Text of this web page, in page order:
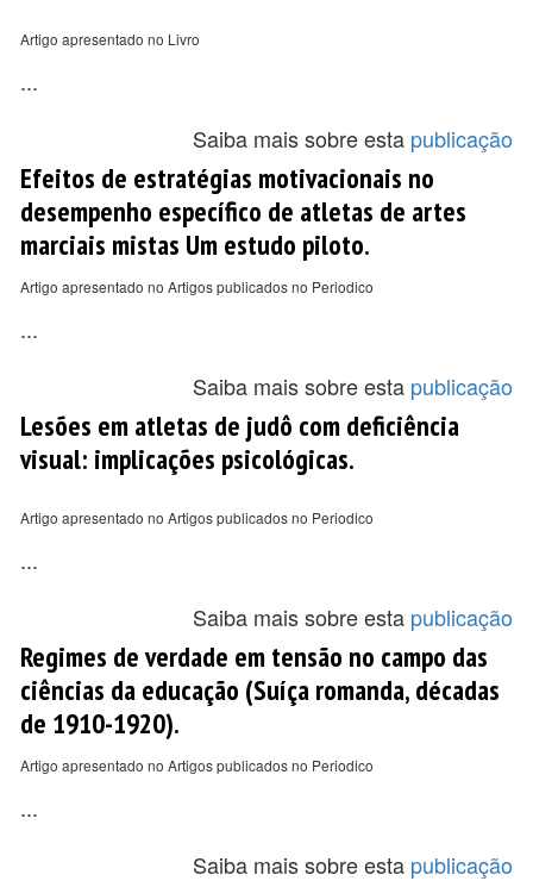
Artigo apresentado no Livro
...
Saiba mais sobre esta publicação
Efeitos de estratégias motivacionais no
desempenho específico de atletas de artes
marciais mistas Um estudo piloto.
Artigo apresentado no Artigos publicados no Periodico
...
Saiba mais sobre esta publicação
Lesões em atletas de judô com deficiência
visual: implicações psicológicas.
Artigo apresentado no Artigos publicados no Periodico
...
Saiba mais sobre esta publicação
Regimes de verdade em tensão no campo das
ciências da educação (Suíça romanda, décadas
de 1910-1920).
Artigo apresentado no Artigos publicados no Periodico
...
Saiba mais sobre esta publicação